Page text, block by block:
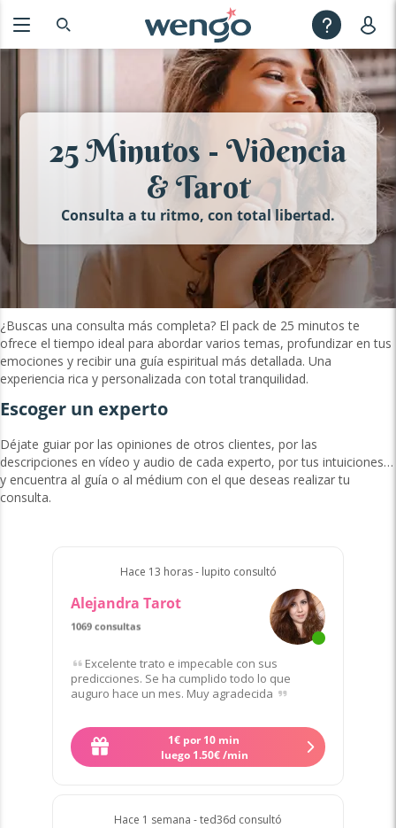
25 Minutos - Videncia
& Tarot
Consulta a tu ritmo, con total libertad.
¿Buscas una consulta más completa? El pack de 25 minutos te
ofrece el tiempo ideal para abordar varios temas, profundizar en tus
emociones y recibir una guía espiritual más detallada. Una
experiencia rica y personalizada con total tranquilidad.
Escoger un experto
Déjate guiar por las opiniones de otros clientes, por las
descripciones en vídeo y audio de cada experto, por tus intuiciones…
y encuentra al guía o al médium con el que deseas realizar tu
consulta.
Hace 13 horas - lupito consultó
Alejandra Tarot
1069 consultas
Excelente trato e impecable con sus
predicciones. Se ha cumplido todo lo que
auguro hace un mes. Muy agradecida
Quiero contactar a Alejandra
1€ por 10 min
luego 1.50€/min
Hace 1 semana - ted36d consultó